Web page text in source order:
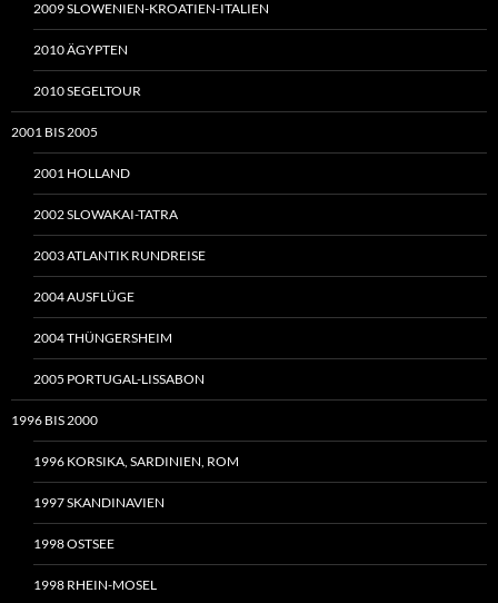
2009 SLOWENIEN-KROATIEN-ITALIEN
2010 ÄGYPTEN
2010 SEGELTOUR
2001 BIS 2005
2001 HOLLAND
2002 SLOWAKAI-TATRA
2003 ATLANTIK RUNDREISE
2004 AUSFLÜGE
2004 THÜNGERSHEIM
2005 PORTUGAL-LISSABON
1996 BIS 2000
1996 KORSIKA, SARDINIEN, ROM
1997 SKANDINAVIEN
1998 OSTSEE
1998 RHEIN-MOSEL